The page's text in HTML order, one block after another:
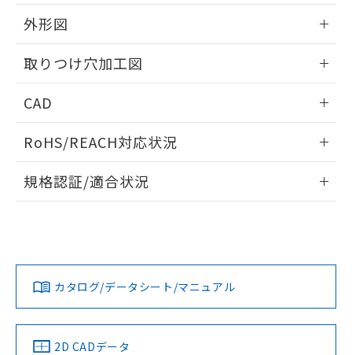
外形図
取りつけ穴加工図
CAD
ドすることができます。
ログイン/会員登録
ダウンロードデータをご利用いただく前に、以下を必ずお読
みください。
ソフトウェアの使用条件
RoHS/REACH対応状況
EU RoHS 注意事項・凡例
対応済み
中国 RoHS 注意事項・凡例
規格認証/適合状況
カタログ/データシート/マニュアル
2D CADデータ
指します。
51物質の非含有証明書（当社基準）
※本証明書は発行日時点で非含有を証明す
るもので、過去に遡って非含有を証明する
ものではありません。
また、RoHS指令のフタル酸エステル類４
欄に対応日を記載しておりました。
既に当社にて対応品への在庫切替を完了
していることから、特段のことがない限
り、2022年1月12日より割愛しておりま
す。